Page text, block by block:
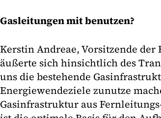
Gasleitungen mit benutzen?
Kerstin Andreae, Vorsitzende der
äußerte sich hinsichtlich des
uns die bestehende
Energiewendeziele zunutze
Gasinfrastruktur aus